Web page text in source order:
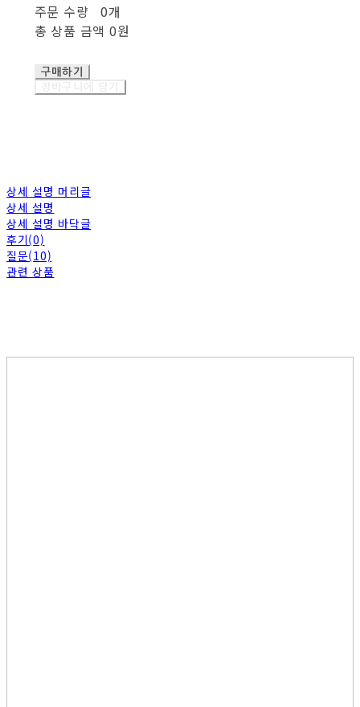
주문 수량
0개
총 상품 금액 0원
구매하기
상세 설명 머리글
상세 설명
상세 설명 바닥글
후기(0)
질문(10)
관련 상품